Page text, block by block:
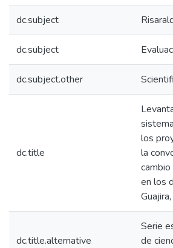
dc.subject
dc.subject
dc.subject.other
dc.title
los
la
en los
dc.title.alternative
Serie
de